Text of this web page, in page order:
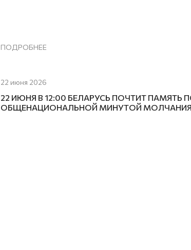
ПОДРОБНЕЕ
22 июня 2026
22 ИЮНЯ В 12:00 БЕЛАРУСЬ ПОЧТИТ
ОБЩЕНАЦИОНАЛЬНОЙ МИНУТОЙ МОЛЧАНИЯ